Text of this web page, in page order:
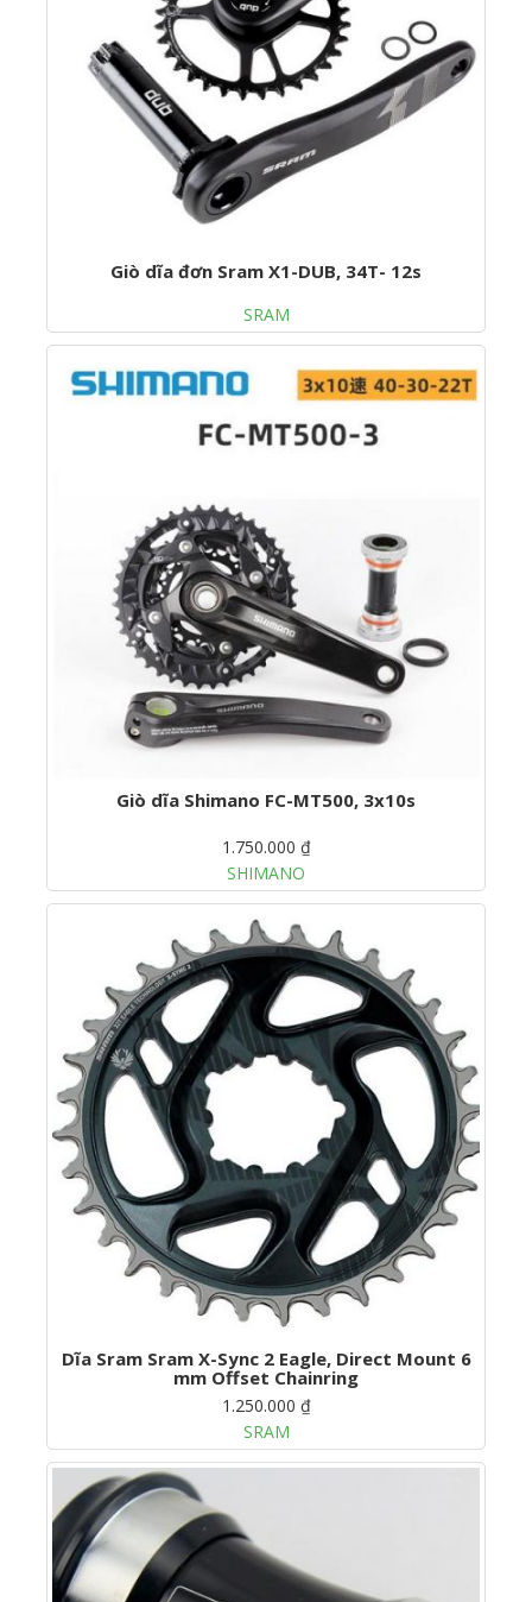
Giò dĩa đơn Sram X1-DUB, 34T- 12s
SRAM
Giò dĩa Shimano FC-MT500, 3x10s
1.750.000 ₫
SHIMANO
Dĩa Sram Sram X-Sync 2 Eagle, Direct Mount 6
mm Offset Chainring
1.250.000 ₫
SRAM